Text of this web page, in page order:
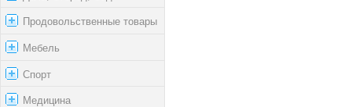
Продовольственные товары
Мебель
Спорт
Медицина